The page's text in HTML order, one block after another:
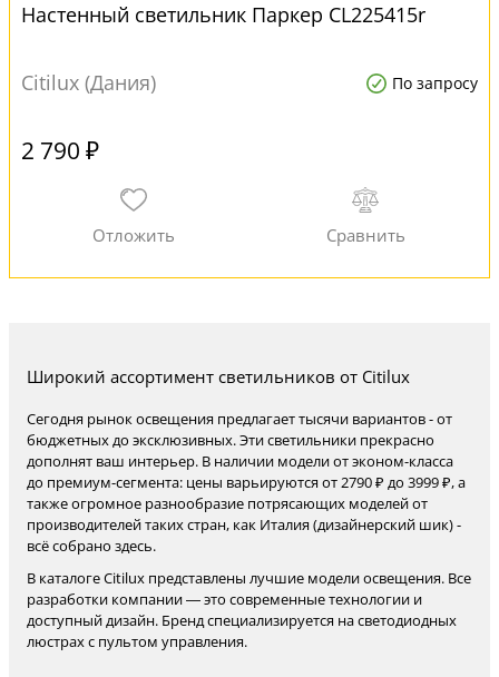
Настенный светильник Паркер CL225415r
Citilux (Дания) По запросу
2 790 ₽
Широкий ассортимент светильников от Citilux
Сегодня рынок освещения предлагает тысячи вариантов - от
бюджетных до эксклюзивных. Эти светильники прекрасно
дополнят ваш интерьер. В наличии модели от эконом-класса
до премиум-сегмента: цены варьируются от 2790 ₽ до 3999 ₽, а
также огромное разнообразие потрясающих моделей от
производителей таких стран, как Италия (дизайнерский шик) -
всё собрано здесь.
В каталоге Citilux представлены лучшие модели освещения. Все
разработки компании — это современные технологии и
доступный дизайн. Бренд специализируется на светодиодных
люстрах с пультом управления.